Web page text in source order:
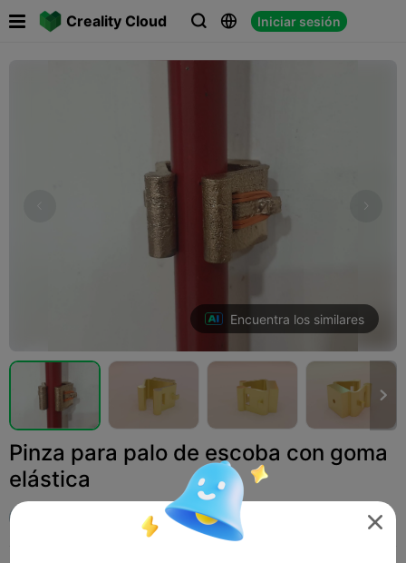
Creality Cloud   Iniciar sesión

Encuentra los similares

Pinza para palo de escoba con goma
elástica
